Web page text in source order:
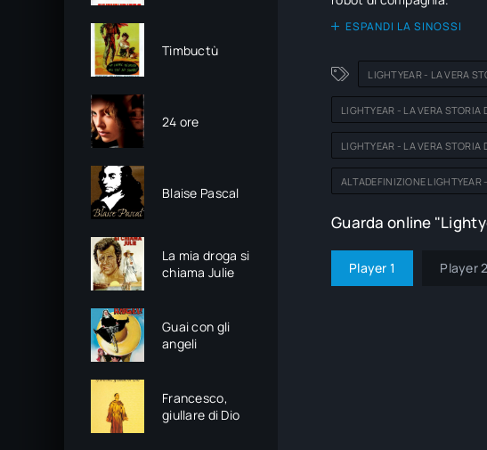
Timbuctù
24 ore
Blaise Pascal
La mia droga si
chiama Julie
Guai con gli
angeli
Francesco,
giullare di Dio
ESPANDI LA SINOSSI
LIGHTYEAR - LA VERA
LIGHTYEAR - LA VERA
LIGHTYEAR - LA VERA STORIA
ALTADEFINIZIONE LIGHTYEAR
Guarda online
Player 1 Player